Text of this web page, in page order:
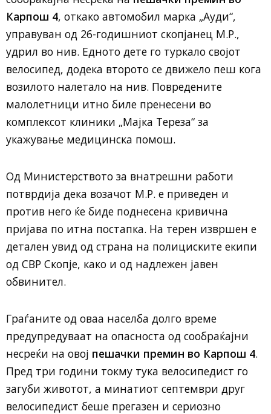
Карпош 4, откако автомобил марка „Ауди“,
управуван од 26-годишниот скопјанец М.Р.,
удрил во нив. Едното дете го туркало својот
велосипед, додека второто се движело пеш кога
возилото налетало на нив. Повредените
малолетници итно биле пренесени во
комплексот клиники „Мајка Тереза“ за
укажување медицинска помош.
Од Министерството за внатрешни работи
потврдија дека возачот М.Р. е приведен и
против него ќе биде поднесена кривична
пријава по итна постапка. На терен извршен е
детален увид од страна на полициските екипи
од СВР Скопје, како и од надлежен јавен
обвинител.
Граѓаните од оваа населба долго време
предупредуваат на опасноста од сообраќајни
несреќи на овој пешачки премин во Карпош 4.
Пред три години токму тука велосипедист го
загуби животот, а минатиот септември друг
велосипедист беше прегазен и сериозно